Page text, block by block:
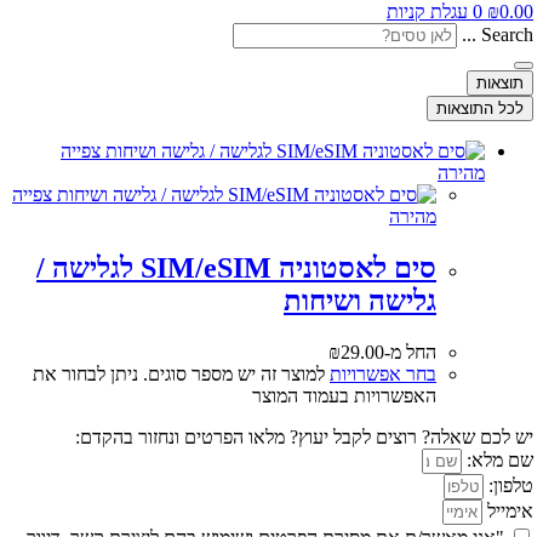
₪0.00
0 עגלת קניות
Search ...
תוצאות
לכל התוצאות
צפייה
מהירה
צפייה
מהירה
סים לאסטוניה SIM/eSIM לגלישה /
גלישה ושיחות
החל מ- ₪29.00
בחר אפשרויות למוצר זה יש מספר סוגים. ניתן לבחור את
האפשרויות בעמוד המוצר
יש לכם שאלה? רוצים לקבל יעוץ? מלאו הפרטים ונחזור בהקדם:
שם מלא:
טלפון:
אימייל